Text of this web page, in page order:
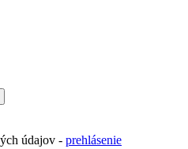
údajov - prehlásenie